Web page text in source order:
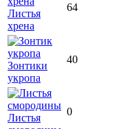
Листья
хрена
64
Зонтики
укропа
40
Листья
0